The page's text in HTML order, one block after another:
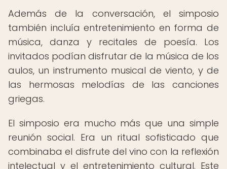
Además de la conversación, el simposio
también incluía entretenimiento en forma de
música, danza y recitales de poesía. Los
invitados podían disfrutar de la música de los
aulos, un instrumento musical de viento, y de
las hermosas melodías de las canciones
griegas.
El simposio era mucho más que una simple
reunión social. Era un ritual sofisticado que
combinaba el disfrute del vino con la reflexión
intelectual y el entretenimiento cultural. Este